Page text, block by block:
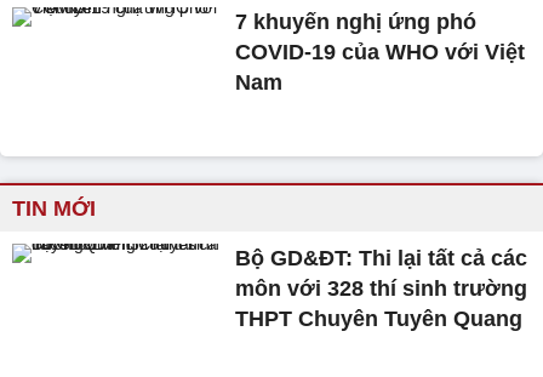
7 khuyến nghị ứng phó
COVID-19 của WHO với Việt
Nam
TIN MỚI
Bộ GD&ĐT: Thi lại tất cả các
môn với 328 thí sinh trường
THPT Chuyên Tuyên Quang